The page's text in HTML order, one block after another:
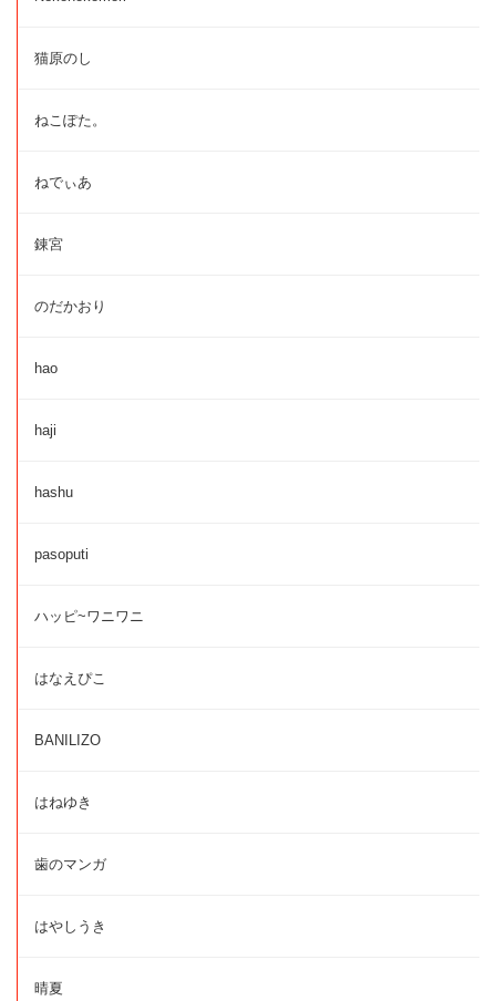
猫原のし
ねこぽた。
ねでぃあ
錬宮
のだかおり
hao
haji
hashu
pasoputi
ハッピ~ワニワニ
はなえぴこ
BANILIZO
はねゆき
歯のマンガ
はやしうき
晴夏